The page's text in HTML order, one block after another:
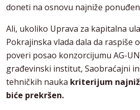
doneti na osnovu najniže
Ali, ukoliko Uprava za kapitalna
Pokrajinska vlada dala da raspiše
poveri posao konzorcijumu AG-
građevinski institut, Saobraćajni
tehničkih nauka kriterijum
biće prekršen.